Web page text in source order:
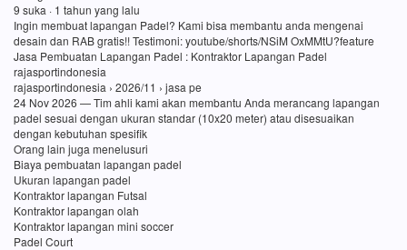
9 suka · 1 tahun yang lalu
Ingin membuat lapangan Padel? Kami bisa membantu anda mengenai
desain dan RAB gratis!! Testimoni: youtube/shorts/NSiM OxMMtU?feature
Jasa Pembuatan Lapangan Padel : Kontraktor Lapangan Padel
rajasportindonesia
rajasportindonesia › 2026/11 › jasa pe
24 Nov 2026 — Tim ahli kami akan membantu Anda merancang lapangan
padel sesuai dengan ukuran standar (10x20 meter) atau disesuaikan
dengan kebutuhan spesifik
Orang lain juga menelusuri
Biaya pembuatan lapangan padel
Ukuran lapangan padel
Kontraktor lapangan Futsal
Kontraktor lapangan olah
Kontraktor lapangan mini soccer
Padel Court